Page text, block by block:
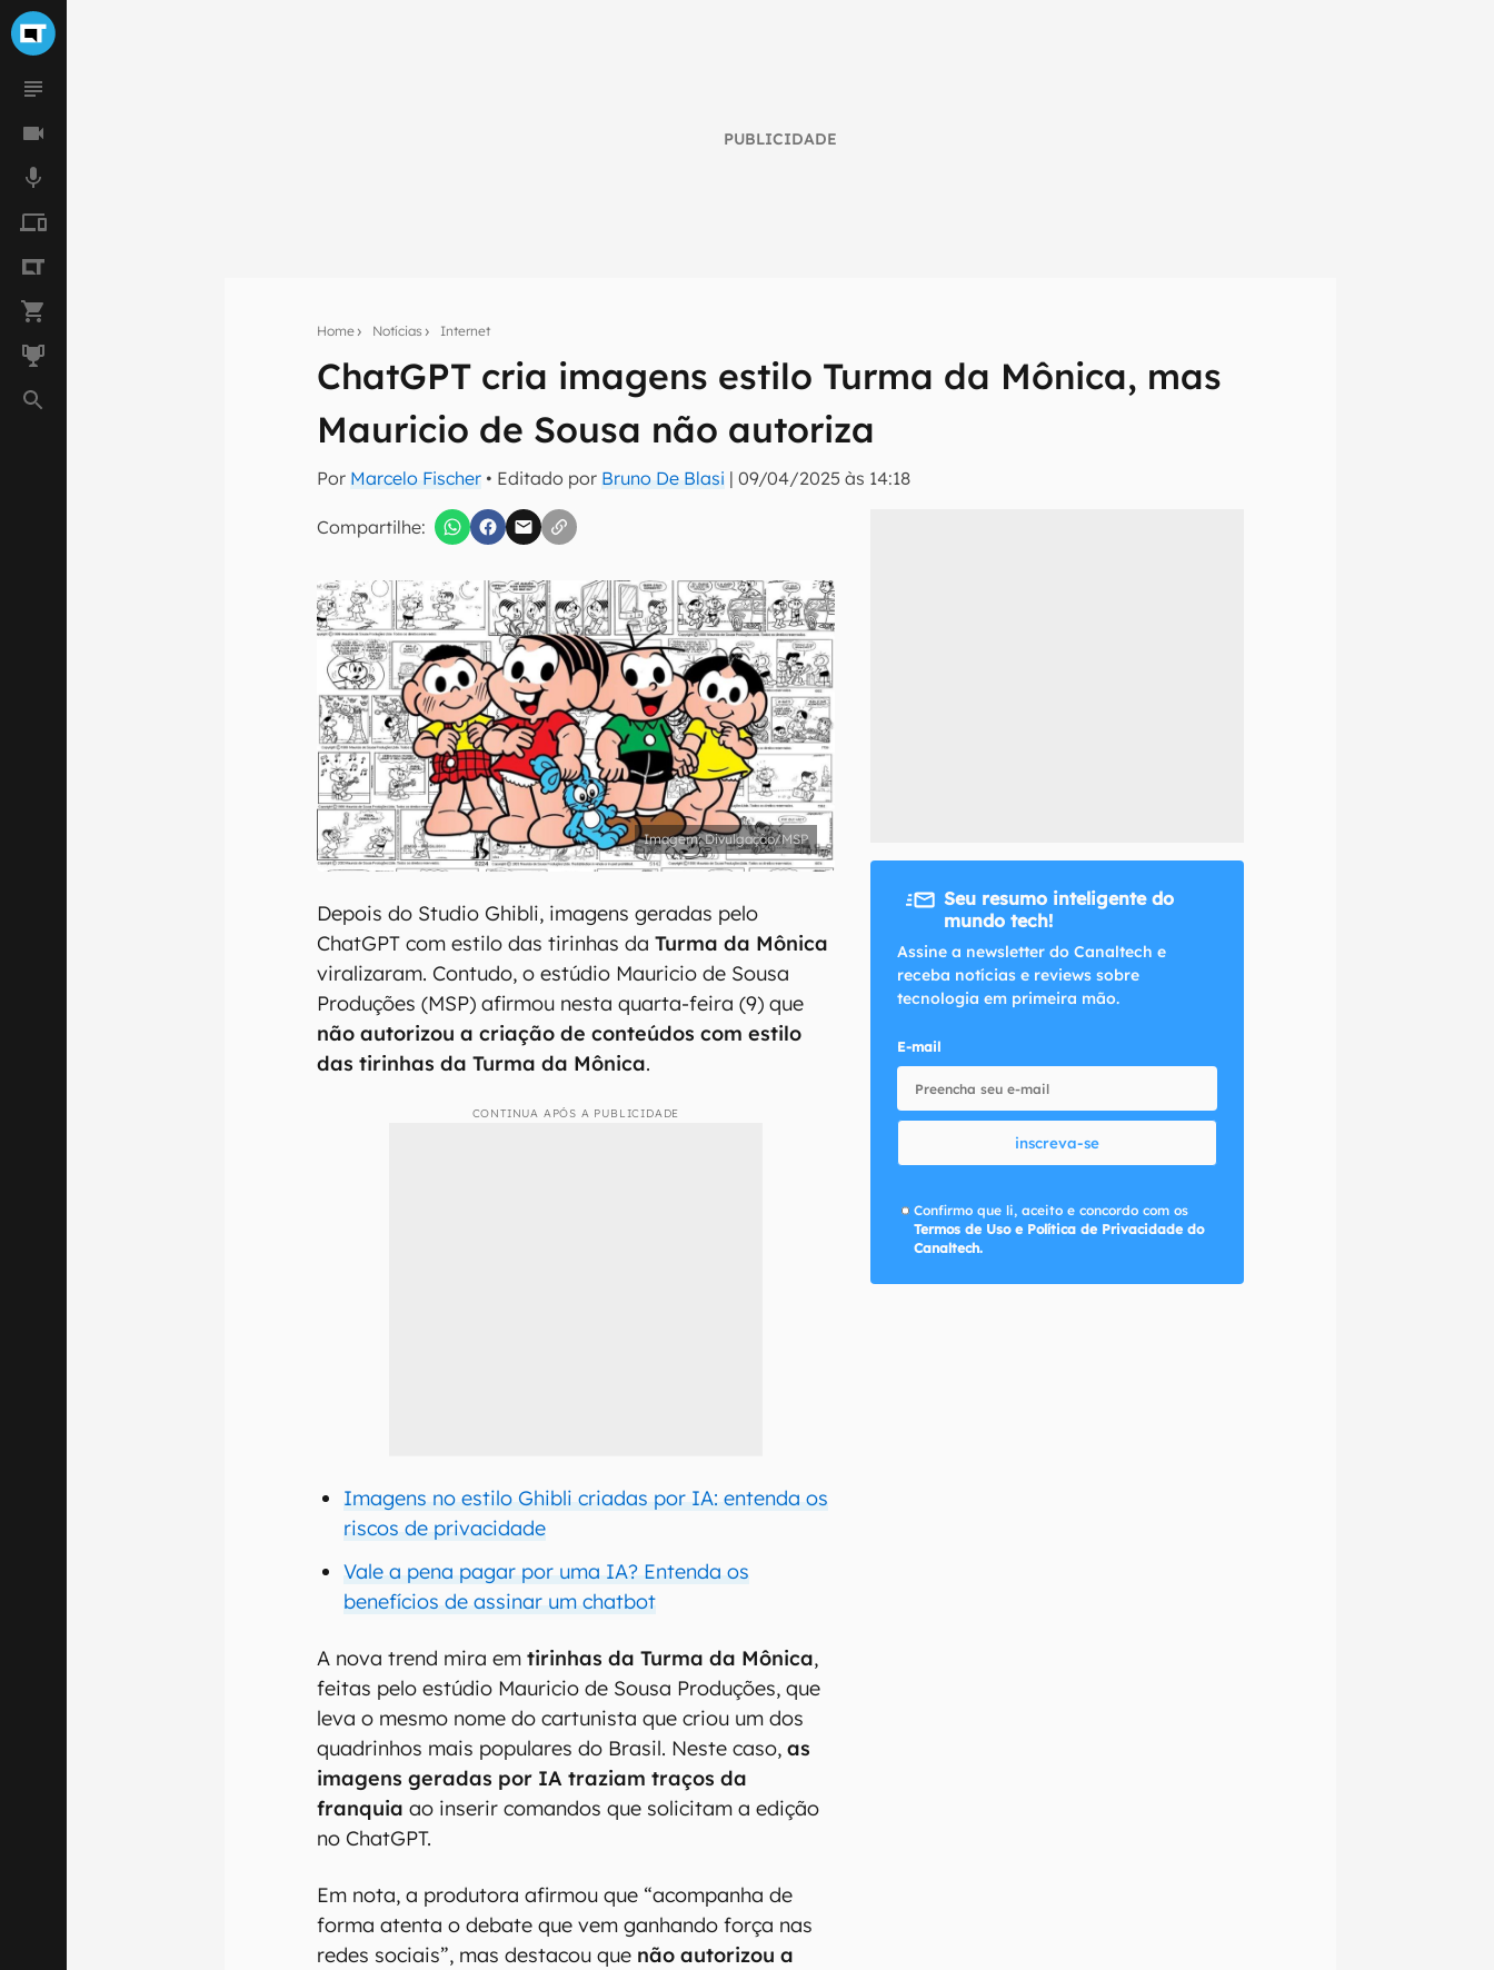
PUBLICIDADE
Home Notícias Internet
ChatGPT cria imagens estilo Turma da Mônica, mas
Mauricio de Sousa não autoriza
Por Marcelo Fischer • Editado por Bruno De Blasi |09/04/2025 às 14:18
Compartilhe:
Seu resumo inteligente do mundo tech!
Assine a newsletter do Canaltech e receba notícias e reviews sobre tecnologia em primeira
inscreva-se
Confirmo que li, aceito e concordo com os Termos de Uso e Política de Privacidade do Canaltech.
Divulgação/MSP
Depois do Studio Ghibli, imagens geradas pelo
ChatGPT com estilo das tirinhas daTurma da Mônica
viralizaram. Contudo, o estúdio Mauricio de Sousa
Produções (MSP) afirmou nesta quarta-feira (9) que
não autorizou a criação de conteúdos com estilo
das tirinhas da Turma da Mônica.
CONTINUA APÓS A PUBLICIDADE
Imagens no estilo Ghibli criadas por IA: entenda os
riscos de privacidade
Vale a pena pagar por uma IA? Entenda os
benefícios de assinar um chatbot
A nova trend mira emtirinhas da Turma da Mônica,
feitas pelo estúdio Mauricio de Sousa Produções, que
leva o mesmo nome do cartunista que criou um dos
quadrinhos mais populares do Brasil. Neste caso,as
imagens geradas por IA traziam traços da
franquiaao inserir comandos que solicitam a edição
no ChatGPT.
Em nota, a produtora afirmou que “acompanha de
forma atenta o debate que vem ganhando força nas
redes sociais”, mas destacou que não autorizou a
Seu resumo inteligente do
mundo tech!
Assine a newsletter do Canaltech e
receba notícias e reviews sobre
tecnologia em primeira mão.
E-mail
inscreva-se
Confirmo que li, aceito e concordo com os
Termos de Uso e Política de Privacidade do
Canaltech.